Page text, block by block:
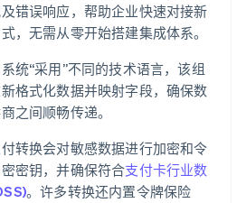
错误响应，帮助企业快速对接新
，无需从零开始搭建集成体系。
统“采用”不同的技术语言，该组
格式化数据并映射字段，确保数
之间顺畅传递。
转换会对敏感数据进行加密和令
密钥，并确保符合支付卡行业数
。许多转换还内置令牌保险